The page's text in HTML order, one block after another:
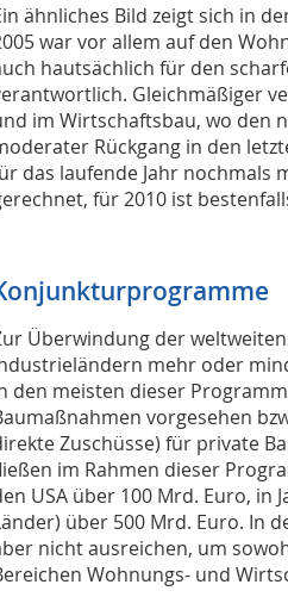
ähnliches Bild zeigt sich in
war vor allem auf den
hautsächlich für den
Gleichmäßiger
im Wirtschaftsbau, wo den
Rückgang in den
das laufende Jahr nochmals
für 2010 ist
Überwindung der
mehr oder
den meisten dieser
vorgesehen
Zuschüsse) für private
im Rahmen dieser
USA über 100 Mrd. Euro, in
über 500 Mrd. Euro. In
nicht ausreichen, um
Wohnungs- und